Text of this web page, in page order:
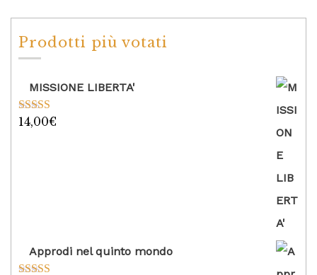
Prodotti più votati
MISSIONE LIBERTA'
Valutato
14,00€
Approdi nel quinto mondo